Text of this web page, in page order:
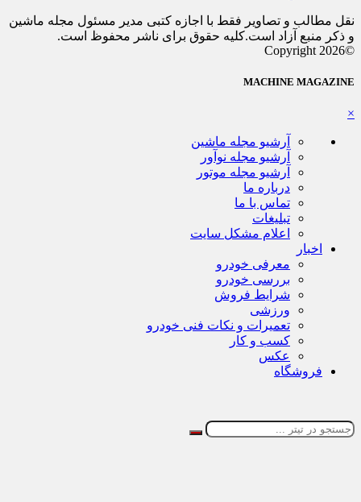
نقل مطالب و تصاویر فقط با اجازه کتبی مدیر مسئول مجله ماشین
و ذکر منبع آزاد است.کلیه حقوق برای ناشر محفوظ است.
©Copyright 2026
MACHINE MAGAZINE
×
آرشیو مجله ماشین
آرشیو مجله نوآور
آرشیو مجله موتور
درباره ما
تماس با ما
تبلیغات
اعلام مشکل سایت
اخبار
معرفی خودرو
بررسی خودرو
شرایط فروش
ورزشی
تعمیرات و نکات فنی خودرو
کسب و کار
عکس
فروشگاه